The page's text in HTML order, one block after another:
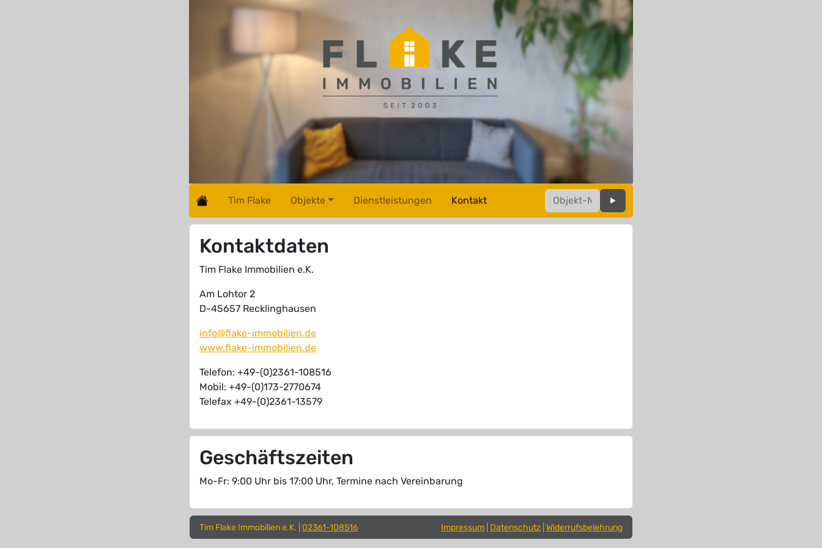
Tim Flake Objekte Dienstleistungen Kontakt
Kontaktdaten
Tim Flake Immobilien e.K.
Am Lohtor 2
D-45657 Recklinghausen
info@flake-immobilien.de
www.flake-immobilien.de
Telefon: +49-(0)2361-108516
Mobil: +49-(0)173-2770674
Telefax +49-(0)2361-13579
Geschäftszeiten
Mo-Fr: 9:00 Uhr bis 17:00 Uhr, Termine nach Vereinbarung
Tim Flake Immobilien e.K. | 02361-108516 Impressum Datenschutz Widerrufsbelehrung